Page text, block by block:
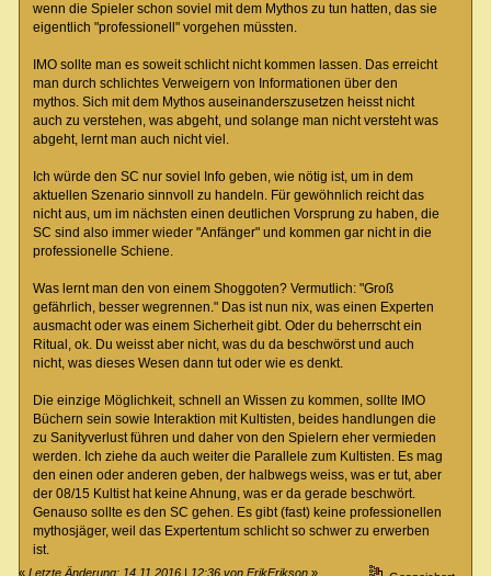
wenn die Spieler schon soviel mit dem Mythos zu tun hatten, das sie
eigentlich "professionell" vorgehen müssten.
IMO sollte man es soweit schlicht nicht kommen lassen. Das erreicht
man durch schlichtes Verweigern von Informationen über den
mythos. Sich mit dem Mythos auseinanderszusetzen heisst nicht
auch zu verstehen, was abgeht, und solange man nicht versteht was
abgeht, lernt man auch nicht viel.
Ich würde den SC nur soviel Info geben, wie nötig ist, um in dem
aktuellen Szenario sinnvoll zu handeln. Für gewöhnlich reicht das
nicht aus, um im nächsten einen deutlichen Vorsprung zu haben, die
SC sind also immer wieder "Anfänger" und kommen gar nicht in die
professionelle Schiene.
Was lernt man den von einem Shoggoten? Vermutlich: "Groß
gefährlich, besser wegrennen." Das ist nun nix, was einen Experten
ausmacht oder was einem Sicherheit gibt. Oder du beherrscht ein
Ritual, ok. Du weisst aber nicht, was du da beschwörst und auch
nicht, was dieses Wesen dann tut oder wie es denkt.
Die einzige Möglichkeit, schnell an Wissen zu kommen, sollte IMO
Büchern sein sowie Interaktion mit Kultisten, beides handlungen die
zu Sanityverlust führen und daher von den Spielern eher vermieden
werden. Ich ziehe da auch weiter die Parallele zum Kultisten. Es mag
den einen oder anderen geben, der halbwegs weiss, was er tut, aber
der 08/15 Kultist hat keine Ahnung, was er da gerade beschwört.
Genauso sollte es den SC gehen. Es gibt (fast) keine professionellen
mythosjäger, weil das Expertentum schlicht so schwer zu erwerben
ist.
«Letzte Änderung: 14.11.2016 | 12:36 von ErikErikson »